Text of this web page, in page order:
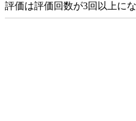
評価は評価回数が3回以上に